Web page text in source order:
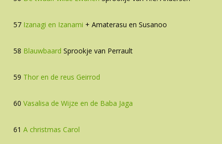
57 Izanagi en Izanami + Amaterasu en Susanoo
58 Blauwbaard Sprookje van Perrault
59 Thor en de reus Geirrod
60 Vasalisa de Wijze en de Baba Jaga
61 A christmas Carol